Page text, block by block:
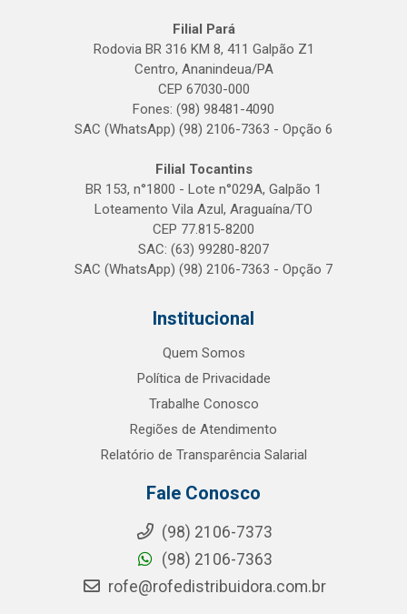
Filial Pará
Rodovia BR 316 KM 8, 411 Galpão Z1
Centro, Ananindeua/PA
CEP 67030-000
Fones: (98) 98481-4090
SAC (WhatsApp) (98) 2106-7363 - Opção 6
Filial Tocantins
BR 153, n°1800 - Lote n°029A, Galpão 1
Loteamento Vila Azul, Araguaína/TO
CEP 77.815-8200
SAC: (63) 99280-8207
SAC (WhatsApp) (98) 2106-7363 - Opção 7
Institucional
Quem Somos
Política de Privacidade
Trabalhe Conosco
Regiões de Atendimento
Relatório de Transparência Salarial
Fale Conosco
(98) 2106-7373
(98) 2106-7363
rofe@rofedistribuidora.com.br